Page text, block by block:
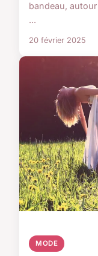
bandeau,
...
20 février 2025
MODE